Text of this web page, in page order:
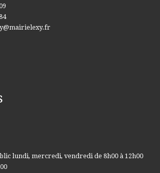
lundi, mercredi, vendredi de 8h00 à 12h00